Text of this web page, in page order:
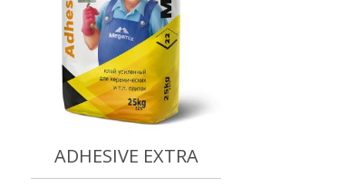
ADHESIVE EXTRA